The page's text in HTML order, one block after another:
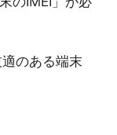
のある端末